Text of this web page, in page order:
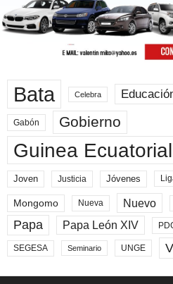
Bata Celebra
Gabón Gobierno
Guinea Ecuatorial
Joven Justicia Jóvenes
Mongomo Nueva Nuevo
Papa Papa León XIV
SEGESA Seminario UNGE